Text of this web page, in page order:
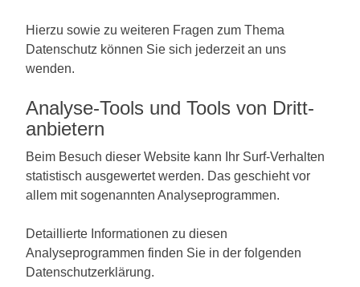
Hierzu sowie zu weiteren Fragen zum Thema
Datenschutz können Sie sich jederzeit an uns
wenden.
Analyse-Tools und Tools von Dritt­
anbietern
Beim Besuch dieser Website kann Ihr Surf-Verhalten
statistisch ausgewertet werden. Das geschieht vor
allem mit sogenannten Analyseprogrammen.
Detaillierte Informationen zu diesen
Analyseprogrammen finden Sie in der folgenden
Datenschutzerklärung.